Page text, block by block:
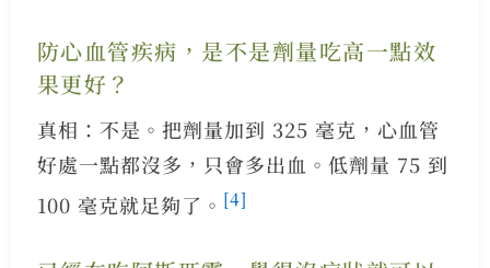
防心血管疾病，是不是劑量吃高一點效
果更好？
真相：不是。把劑量加到 325 毫克，心血管
好處一點都沒多，只會多出血。低劑量 75 到
100 毫克就足夠了。 [4]